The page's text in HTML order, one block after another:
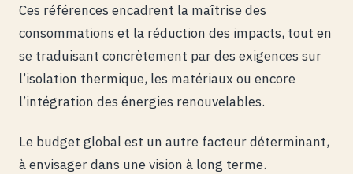
Ces références encadrent la maîtrise des
consommations et la réduction des impacts, tout en
se traduisant concrètement par des exigences sur
l’isolation thermique, les matériaux ou encore
l’intégration des énergies renouvelables.
Le budget global est un autre facteur déterminant,
à envisager dans une vision à long terme.